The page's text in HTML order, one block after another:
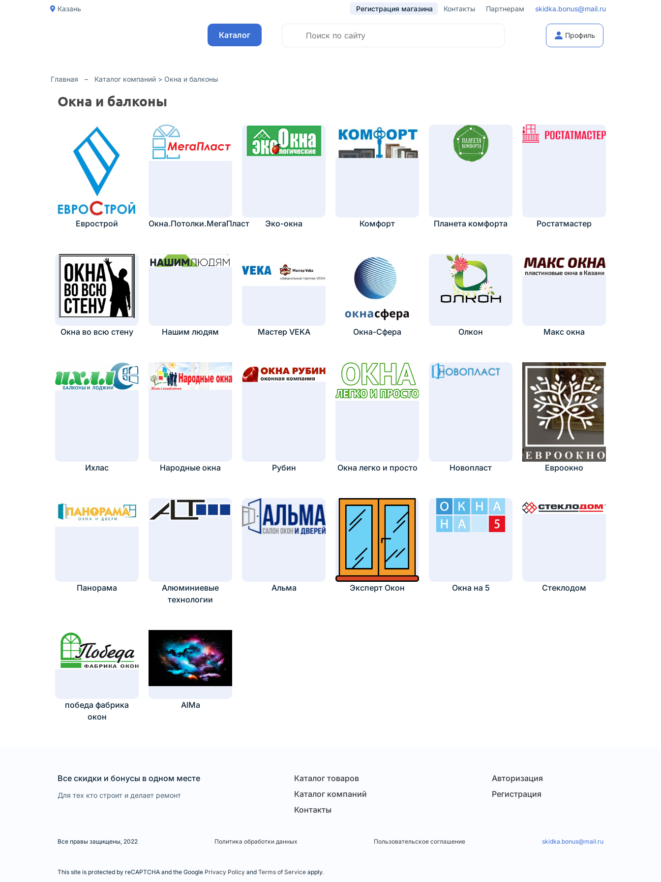
Казань Регистрация магазина Контакты Партнерам skidka.bonus@mail.ru
Каталог Профиль
Главная – Каталог компаний > Окна и балконы
Окна и балконы
Еврострой Окна.Потолки.МегаПласт Эко-окна Комфорт Планета комфорта Ростатмастер
Окна во всю стену Нашим людям Мастер VEKA Окна-Сфера Олкон Макс окна
Ихлас Народные окна Рубин Окна легко и просто Новопласт Евроокно
Панорама
Алюминиевые
технологии
Альма Эксперт Окон Окна на 5 Стеклодом
победа фабрика
окон
AlMa
Все скидки и бонусы в одном месте
Для тех кто строит и делает ремонт
Каталог товаров
Каталог компаний
Контакты
Авторизация
Регистрация
Все правы защищены, 2022 Политика обработки данных Пользовательское соглашение skidka.bonus@mail.ru
This site is protected by reCAPTCHA and the Google Privacy Policy and Terms of Service apply.